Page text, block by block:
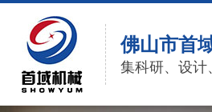
佛山市首
集科研、设计